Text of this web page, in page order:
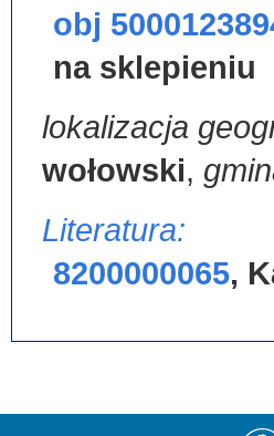
obj
na sklepieniu
lokalizacja
wołowski,
Literatura:
8200000065,